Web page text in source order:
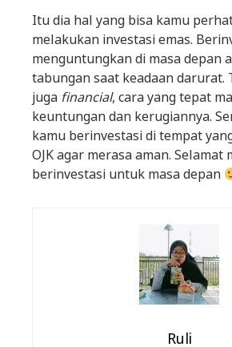
Itu dia hal yang bisa kamu
melakukan investasi emas.
menguntungkan di masa depan
tabungan saat keadaan darurat.
juga financial, cara yang tepat
keuntungan dan kerugiannya.
kamu berinvestasi di tempat
OJK agar merasa aman. Selamat
berinvestasi untuk masa depan
Ruli